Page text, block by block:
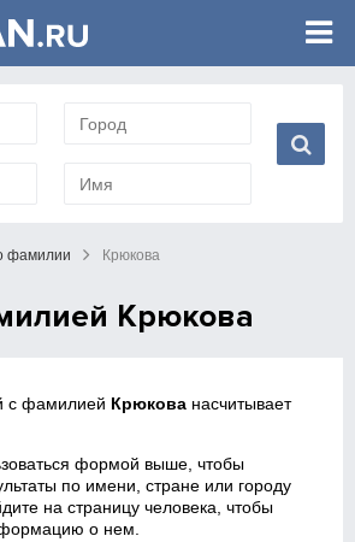
фамилии Крюкова
Крюкова
с фамилией Крюкова насчитывает
формой выше, чтобы
по имени, стране или городу
на страницу человека, чтобы
о нем.